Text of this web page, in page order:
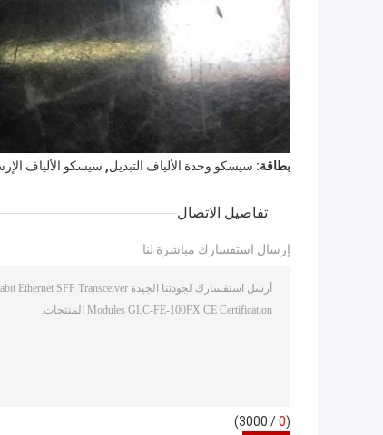
بطاقة: سيسكو وحدة الألياف التبديل, سيسكو الألياف
تفاصيل الاتصال
إرسال استفسارك مباشرة لنا
(
0
/ 3000)